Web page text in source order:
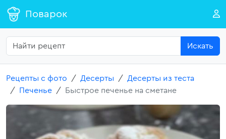
Поварок
Искать
Рецепты с фото Десерты
Десерты из теста
Печенье
Быстрое печенье на сметане